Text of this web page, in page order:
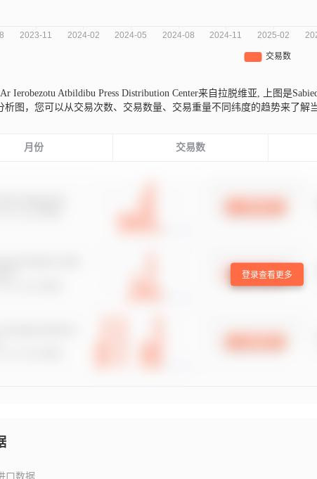
Ar Ierobezotu Atbildibu Press Distribution Center来自拉脱维亚,
上图是
析图，您可以从交易次数、交易数量、交易重量不同纬度的趋势来了解
月份 交易数
登录查看更多
口数据